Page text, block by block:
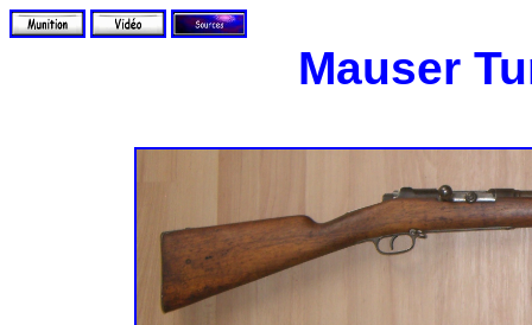
Mauser